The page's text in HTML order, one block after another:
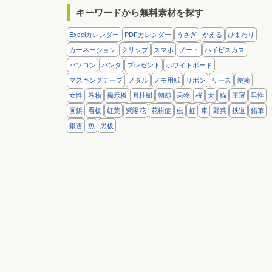
キーワードから無料素材を探す
Excelカレンダー PDFカレンダー うさぎ かえる ひまわり
カーネーション クリップ スマホ ノート ハイビスカス
パソコン パンダ プレゼント ホワイトボード
マスキングテープ メダル メモ用紙 リボン リース 便箋
女性 巻物 掲示板 月桂樹 朝顔 果物 桜 犬 猫 王冠 男性
画鋲 看板 紅葉 紫陽花 花粉症 虫 虹 車 野菜 鉄道 鉛筆
銀杏 魚 黒板